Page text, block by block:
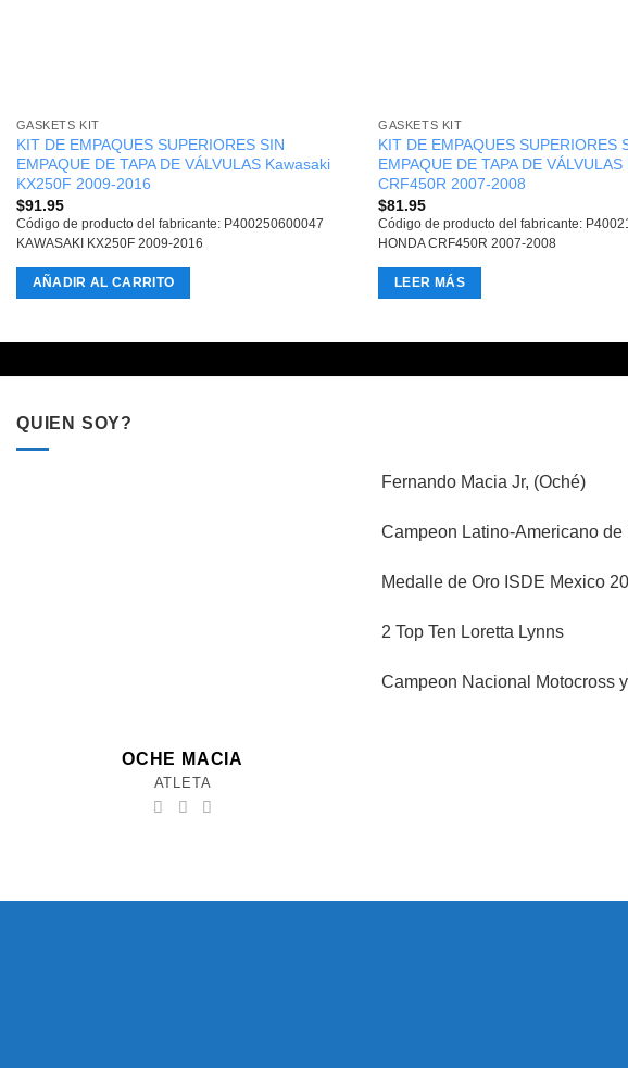
GASKETS KIT
KIT DE EMPAQUES SUPERIORES SIN
EMPAQUE DE TAPA DE VÁLVULAS Kawasaki
KX250F 2009-2016
$91.95
Código de producto del fabricante: P400250600047
KAWASAKI KX250F 2009-2016
AÑADIR AL CARRITO
GASKETS KIT
KIT DE EMPAQUES SUPERIORES
EMPAQUE DE TAPA DE VÁLVULAS
CRF450R 2007-2008
$81.95
Código de producto del fabricante:
HONDA CRF450R 2007-2008
LEER MÁS
QUIEN SOY?
OCHE MACIA
ATLETA
Fernando Macia Jr, (Oché)
Campeon Latino-Americano de
Medalle de Oro ISDE Mexico
2 Top Ten Loretta Lynns
Campeon Nacional Motocross